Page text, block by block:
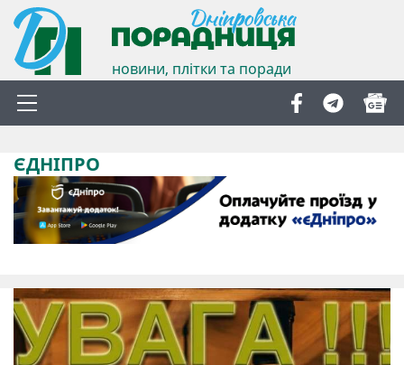
новини, плітки та поради
ЄДНІПРО